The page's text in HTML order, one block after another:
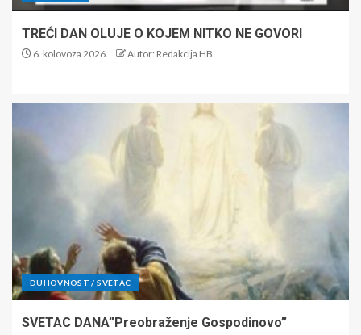
TREĆI DAN OLUJE O KOJEM NITKO NE GOVORI
6. kolovoza 2026. Autor: Redakcija HB
DUHOVNOST / SVETAC
SVETAC DANA”Preobraženje Gospodinovo”